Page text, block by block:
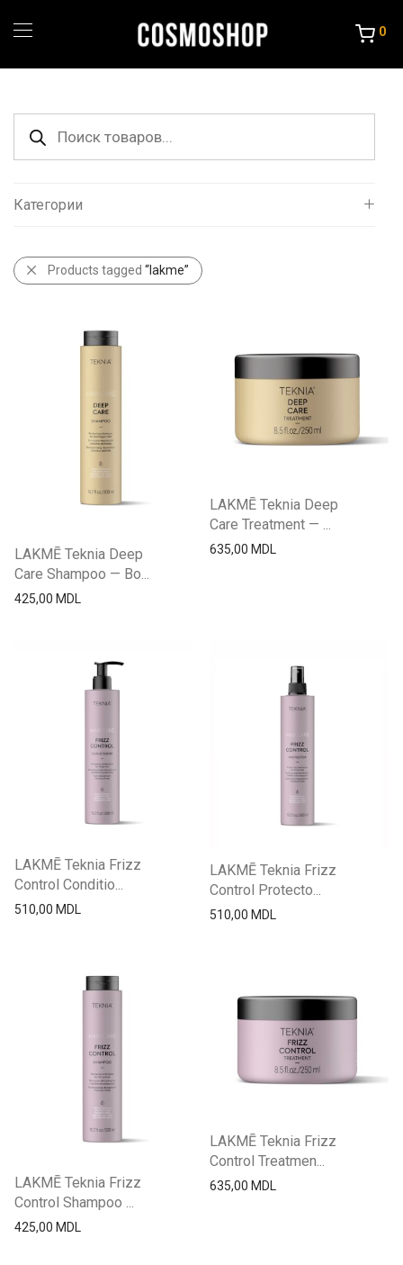
0
Поиск
товаров
Категории
Все
Уход за волосами
Краска и Океслители
Уход и стайлинг
Products tagged “lakme”
LAKMĒ Teknia Deep
Care Shampoo — Во...
425,00 MDL
LAKMĒ Teknia Deep
Care Treatment — ...
635,00 MDL
LAKMĒ Teknia Frizz
Control Conditio...
510,00 MDL
LAKMĒ Teknia Frizz
Control Protecto...
510,00 MDL
LAKMĒ Teknia Frizz
Control Shampoo ...
425,00 MDL
LAKMĒ Teknia Frizz
Control Treatmen...
635,00 MDL